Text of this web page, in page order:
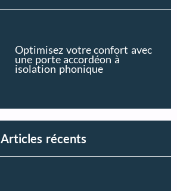
Optimisez votre confort avec
une porte accordéon à
isolation phonique
Articles récents